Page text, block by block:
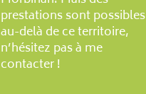
prestations sont possibles
au-delà de ce territoire,
n’hésitez pas à me
contacter !